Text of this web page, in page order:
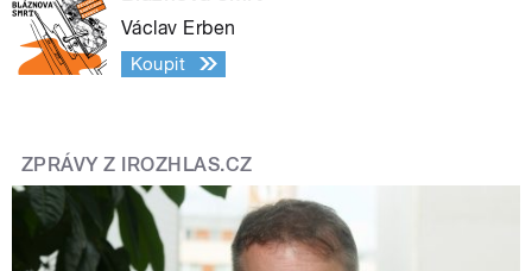
Václav Erben
Koupit
ZPRÁVY Z IROZHLAS.CZ